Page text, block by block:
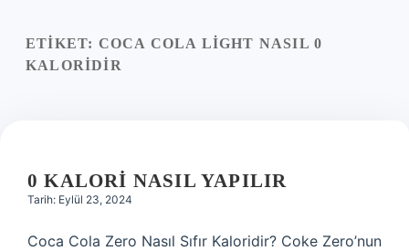
Yasal Uyarı
ETIKET: COCA COLA LIGHT NASIL 0
KALORIDIR
0 KALORI NASIL YAPILIR
Tarih: Eylül 23, 2024
Coca Cola Zero Nasıl Sıfır Kaloridir? Coke Zero’nun